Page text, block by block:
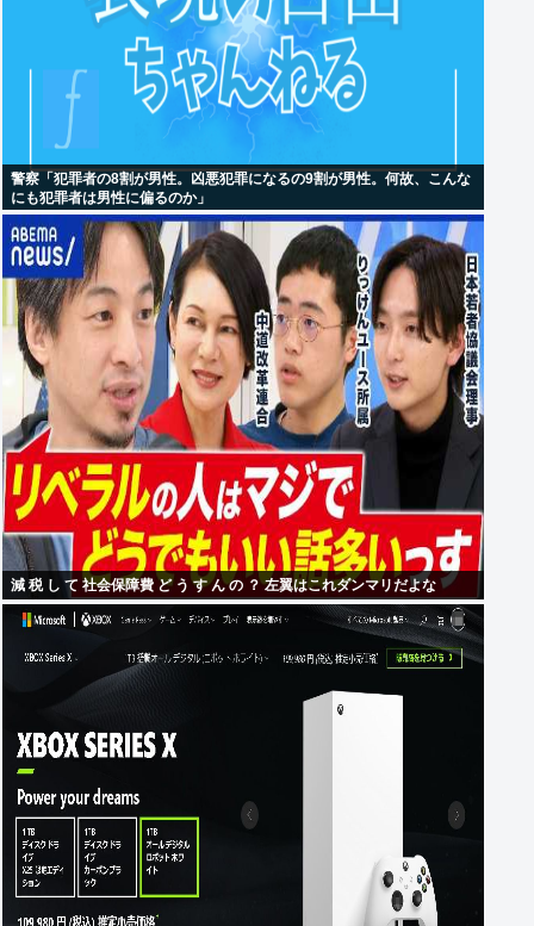
警察「犯罪者の8割が男性。凶悪犯罪になるの9割が男性。何故、こんな
にも犯罪者は男性に偏るのか」
減 税 し て 社会保障費 ど う す ん の ？ 左翼はこれダンマリだよな